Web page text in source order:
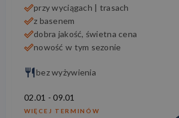
przy wyciągach | trasach
z basenem
dobra jakość, świetna cena
nowość w tym sezonie
bez wyżywienia
02.01 - 09.01
WIĘCEJ TERMINÓW